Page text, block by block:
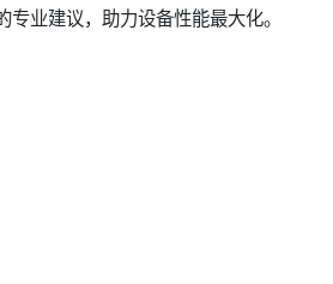
业建议，助力设备性能最大化。